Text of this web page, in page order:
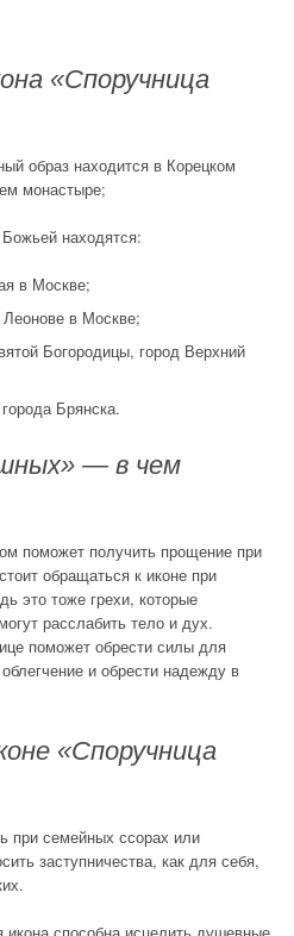
«Споручница
образ находится в Корецком
монастыре;
находятся:
в Москве;
в Москве;
Богородицы, город Верхний
Брянска.
— в чем
поможет получить прощение при
обращаться к иконе при
это тоже грехи, которые
расслабить тело и дух.
поможет обрести силы для
и обрести надежду в
«Споручница
при семейных ссорах или
заступничества, как для себя,